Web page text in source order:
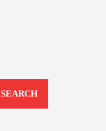
SEARCH